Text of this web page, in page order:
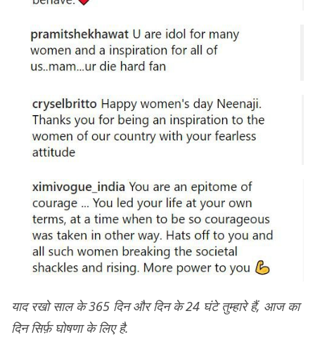
याद रखो साल के 365 दिन और दिन के 24 घंटे तुम्हारे हैं, आज का
दिन सिर्फ़ घोषणा के लिए है.